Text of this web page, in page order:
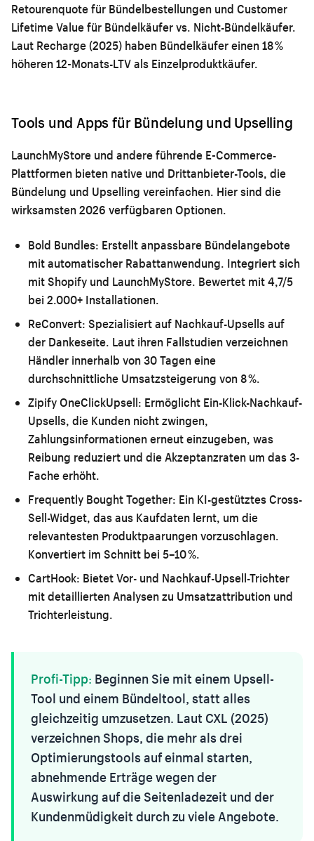
Retourenquote für Bündelbestellungen und Customer
Lifetime Value für Bündelkäufer vs. Nicht-Bündelkäufer.
Laut Recharge (2025) haben Bündelkäufer einen 18 %
höheren 12-Monats-LTV als Einzelproduktkäufer.
Tools und Apps für Bündelung und Upselling
LaunchMyStore und andere führende E-Commerce-
Plattformen bieten native und Drittanbieter-Tools, die
Bündelung und Upselling vereinfachen. Hier sind die
wirksamsten 2026 verfügbaren Optionen.
Bold Bundles: Erstellt anpassbare Bündelangebote
mit automatischer Rabattanwendung. Integriert sich
mit Shopify und LaunchMyStore. Bewertet mit 4,7/5
bei 2.000+ Installationen.
ReConvert: Spezialisiert auf Nachkauf-Upsells auf
der Dankeseite. Laut ihren Fallstudien verzeichnen
Händler innerhalb von 30 Tagen eine
durchschnittliche Umsatzsteigerung von 8 %.
Zipify OneClickUpsell: Ermöglicht Ein-Klick-Nachkauf-
Upsells, die Kunden nicht zwingen,
Zahlungsinformationen erneut einzugeben, was
Reibung reduziert und die Akzeptanzraten um das 3-
Fache erhöht.
Frequently Bought Together: Ein KI-gestütztes Cross-
Sell-Widget, das aus Kaufdaten lernt, um die
relevantesten Produktpaarungen vorzuschlagen.
Konvertiert im Schnitt bei 5–10 %.
CartHook: Bietet Vor- und Nachkauf-Upsell-Trichter
mit detaillierten Analysen zu Umsatzattribution und
Trichterleistung.
Profi-Tipp: Beginnen Sie mit einem Upsell-
Tool und einem Bündeltool, statt alles
gleichzeitig umzusetzen. Laut CXL (2025)
verzeichnen Shops, die mehr als drei
Optimierungstools auf einmal starten,
abnehmende Erträge wegen der
Auswirkung auf die Seitenladezeit und der
Kundenmüdigkeit durch zu viele Angebote.